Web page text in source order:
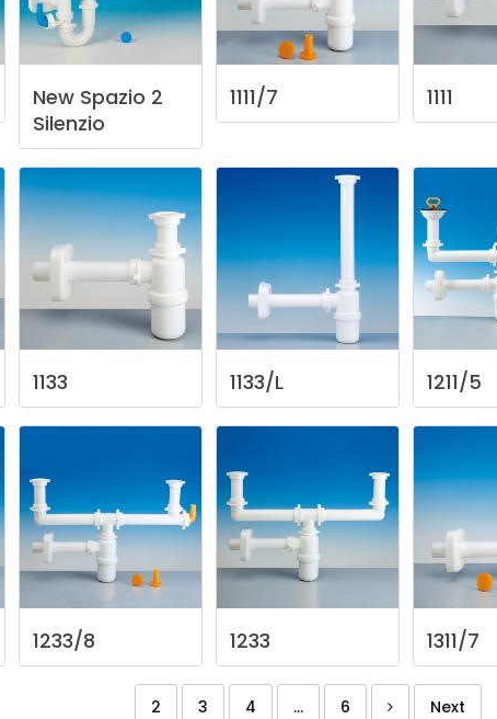
New Spazio 2
Silenzio
1111/7 1111
1133 1133/L 1211/5
1233/8 1233 1311/7
2 3 4 ... 6 Next